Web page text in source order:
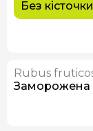
Без кісточки
Rubus
Заморожена